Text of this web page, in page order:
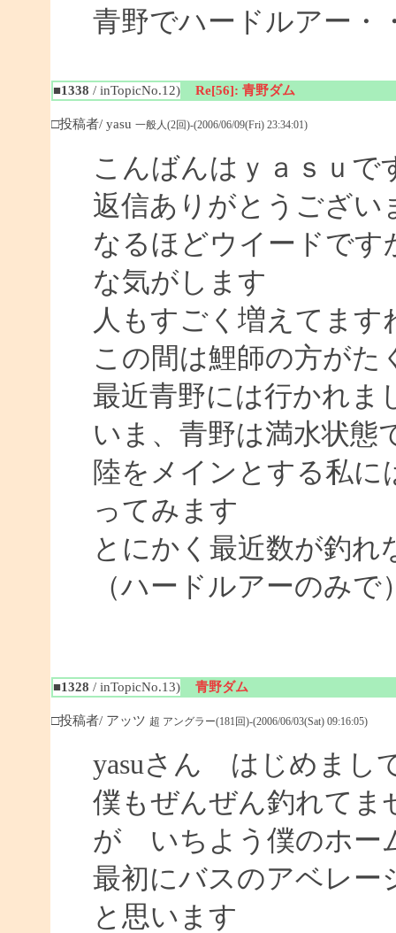
青野でハードルアー
■1338 / inTopicNo.12) Re[56]: 青野ダム
□投稿者/ yasu 一般人(2回)-(2006/06/09(Fri) 23:34:01)
こんばんはｙａｓｕで
返信ありがとうござい
なるほどウイードで
な気がします
人もすごく増えてます
この間は鯉師の方がた
最近青野には行かれま
いま、青野は満水状態
陸をメインとする私
ってみます
とにかく最近数が釣れ
（ハードルアーのみで
■1328 / inTopicNo.13) 青野ダム
□投稿者/ アッツ 超 アングラー(181回)-(2006/06/03(Sat) 09:16:05)
yasuさん はじめまし
僕もぜんぜん釣れて
が いちよう僕のホー
最初にバスのアベレー
と思います